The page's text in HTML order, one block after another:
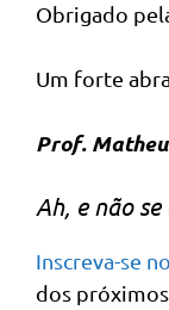
Obrigado
Um forte
Prof.
Ah, e não se
Inscreva-se
dos